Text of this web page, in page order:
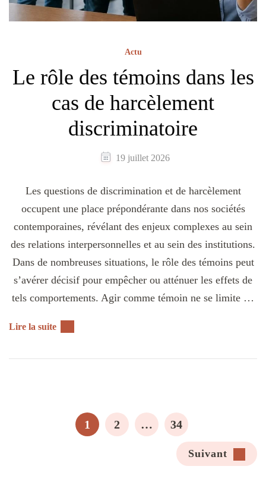
Actu
Le rôle des témoins dans les
cas de harcèlement
discriminatoire
19 juillet 2026
Les questions de discrimination et de harcèlement
occupent une place prépondérante dans nos sociétés
contemporaines, révélant des enjeux complexes au sein
des relations interpersonnelles et au sein des institutions.
Dans de nombreuses situations, le rôle des témoins peut
s’avérer décisif pour empêcher ou atténuer les effets de
tels comportements. Agir comme témoin ne se limite …
Lire la suite
PAGE
1 PAGE
2 … PAGE
34
Suivant